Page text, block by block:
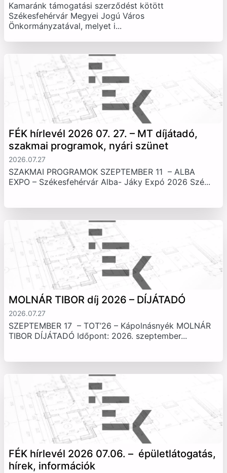
Kamaránk támogatási szerződést kötött
Székesfehérvár Megyei Jogú Város
Önkormányzatával, melyet i...
FÉK hírlevél 2026 07. 27. – MT díjátadó,
szakmai programok, nyári szünet
2026.07.27
SZAKMAI PROGRAMOK SZEPTEMBER 11 – ALBA
EXPO – Székesfehérvár Alba- Jáky Expó 2026 Szé...
MOLNÁR TIBOR díj 2026 – DÍJÁTADÓ
2026.07.27
SZEPTEMBER 17 – TOT’26 – Kápolnásnyék MOLNÁR
TIBOR DÍJÁTADÓ Időpont: 2026. szeptember...
FÉK hírlevél 2026 07.06. – épületlátogatás,
hírek, információk